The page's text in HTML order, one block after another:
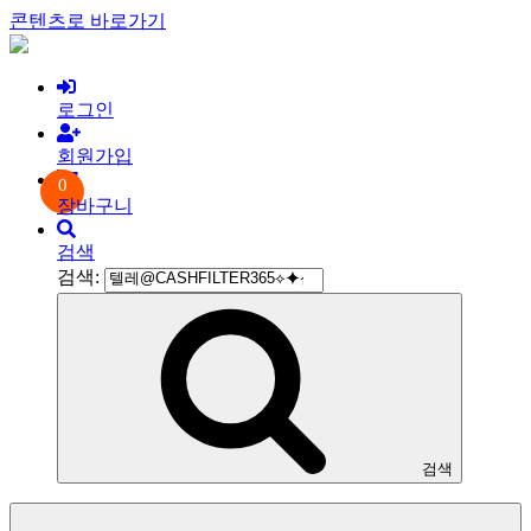
콘텐츠로 바로가기
로그인
회원가입
0
장바구니
검색
검색:
검색